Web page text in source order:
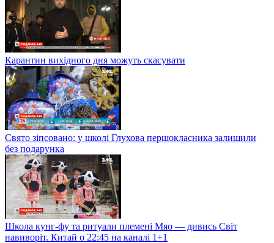
Карантин вихідного дня можуть скасувати
Свято зіпсовано: у школі Глухова першокласника залишили
без подарунка
Школа кунг-фу та ритуали племені Мяо — дивись Світ
навиворіт. Китай о 22:45 на каналі 1+1